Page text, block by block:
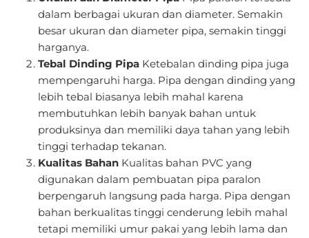
dalam berbagai ukuran dan diameter. Semakin
besar ukuran dan diameter pipa, semakin tinggi
harganya.
Tebal Dinding Pipa Ketebalan dinding pipa juga
mempengaruhi harga. Pipa dengan dinding yang
lebih tebal biasanya lebih mahal karena
membutuhkan lebih banyak bahan untuk
produksinya dan memiliki daya tahan yang lebih
tinggi terhadap tekanan.
Kualitas Bahan Kualitas bahan PVC yang
digunakan dalam pembuatan pipa paralon
berpengaruh langsung pada harga. Pipa dengan
bahan berkualitas tinggi cenderung lebih mahal
tetapi memiliki umur pakai yang lebih lama dan